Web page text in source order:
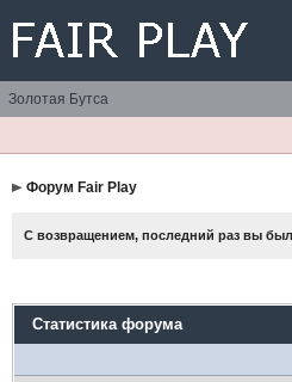
Золотая Бутса
Форум Fair Play
С возвращением, последний раз вы
Статистика форума